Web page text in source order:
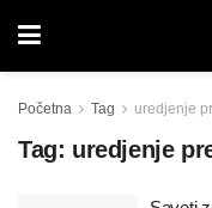
Početna Tag uredjenje
Tag: uredjenje